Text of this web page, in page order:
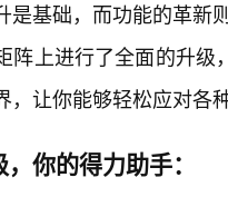
是基础，而功能的革新
阵上进行了全面的升
，让你能够轻松应对各
你的得力助手：